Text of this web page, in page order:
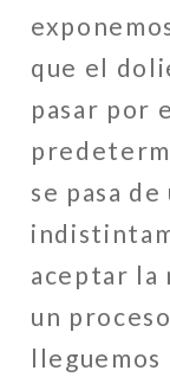
que el
pasar por
se pasa
aceptar la
un
lleguemos